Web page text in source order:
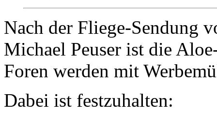
Nach der Fliege-Sendung
Michael Peuser ist die
Foren werden mit
Dabei ist festzuhalten: